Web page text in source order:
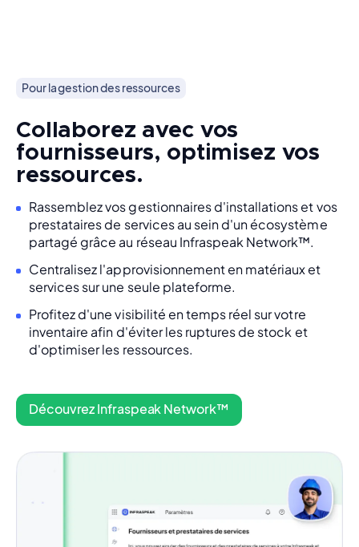
Pour la gestion des ressources
Collaborez avec vos
fournisseurs, optimisez vos
ressources.
Rassemblez vos gestionnaires d'installations et vos
prestataires de services au sein d'un écosystème
partagé grâce au réseau Infraspeak Network™.
Centralisez l'approvisionnement en matériaux et
services sur une seule plateforme.
Profitez d'une visibilité en temps réel sur votre
inventaire afin d'éviter les ruptures de stock et
d'optimiser les ressources.
Découvrez Infraspeak Network™